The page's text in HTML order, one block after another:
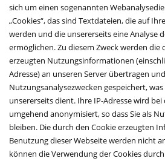
sich um einen sogenannten
„Cookies“, das sind Textdateien, die auf
werden und die unsererseits eine Analyse
ermöglichen. Zu diesem Zweck werden die
erzeugten Nutzungsinformationen
Adresse) an unseren Server übertragen
Nutzungsanalysezwecken gespeichert,
unsererseits dient. Ihre IP-Adresse wird bei
umgehend anonymisiert, so dass Sie als
bleiben. Die durch den Cookie erzeugten
Benutzung dieser Webseite werden nicht
können die Verwendung der Cookies